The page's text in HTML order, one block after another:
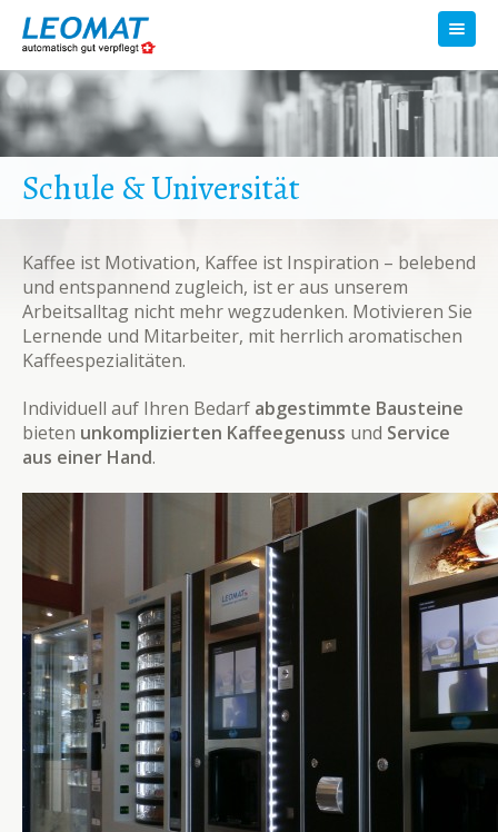
Schule & Universität
Kaffee ist Motivation, Kaffee ist Inspiration – belebend
und entspannend zugleich, ist er aus unserem
Arbeitsalltag nicht mehr wegzudenken. Motivieren Sie
Lernende und Mitarbeiter, mit herrlich aromatischen
Kaffeespezialitäten.
Individuell auf Ihren Bedarf abgestimmte Bausteine
bieten unkomplizierten Kaffeegenuss und Service
aus einer Hand.